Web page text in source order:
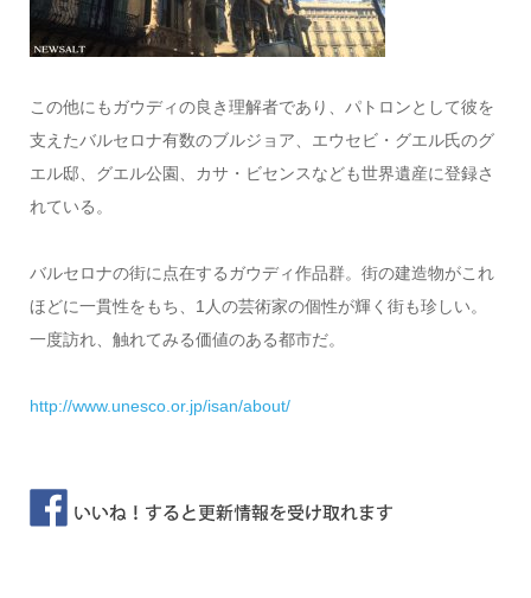
この他にもガウディの良き理解者であり、パトロンとして彼を
支えたバルセロナ有数のブルジョア、エウセビ・グエル氏のグ
エル邸、グエル公園、カサ・ビセンスなども世界遺産に登録さ
れている。
バルセロナの街に点在するガウディ作品群。街の建造物がこれ
ほどに一貫性をもち、1人の芸術家の個性が輝く街も珍しい。
一度訪れ、触れてみる価値のある都市だ。
http://www.unesco.or.jp/isan/about/